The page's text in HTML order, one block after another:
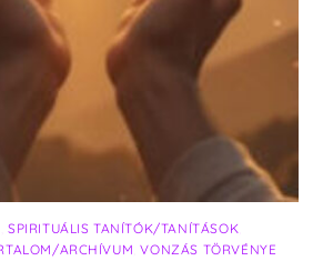
SPIRITUÁLIS TANÍTÓK/TANÍTÁSOK
ARCHÍVUM ,VONZÁS TÖRVÉNYE